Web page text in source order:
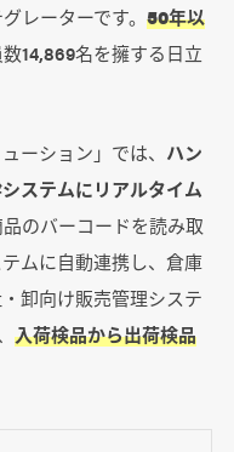
レーターです。 50年以
14,869名を擁する日立
ーション」では、 ハン
ステムにリアルタイム
のバーコードを読み取
ムに自動連携し、倉庫
卸向け販売管理システ
入荷検品から出荷検品